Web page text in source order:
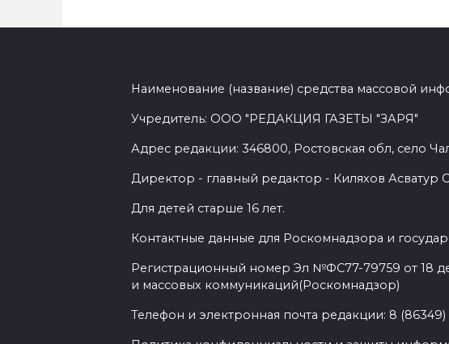
Наименование (название) средства массовой
Учредитель: ООО "РЕДАКЦИЯ ГАЗЕТЫ "ЗАРЯ"
Адрес редакции: 346800, Ростовская обл, село
Директор - главный редактор - Киляхов Асватур
Для детей старше 16 лет.
Контактные данные для Роскомнадзора и
Регистрационный номер Эл №ФС77-79759 от 18
и массовых коммуникаций(Роскомнадзор)
Телефон и электронная почта редакции: 8 (86349)